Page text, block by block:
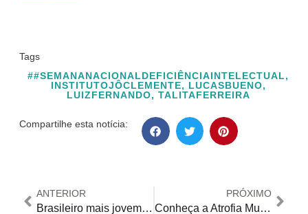
Tags
##SEMANANACIONALDEFICIÊNCIAINTELECTUAL,
INSTITUTOJÔCLEMENTE, LUCASBUENO,
LUIZFERNANDO, TALITAFERREIRA
Compartilhe esta notícia:
ANTERIOR
Brasileiro mais jovem dos Jogos Paralímpicos tem 16 anos e começou na natação aos três meses
PRÓXIMO
Conheça a Atrofia Muscular Espinhal e entenda os desafios de quem possui essa condição genética